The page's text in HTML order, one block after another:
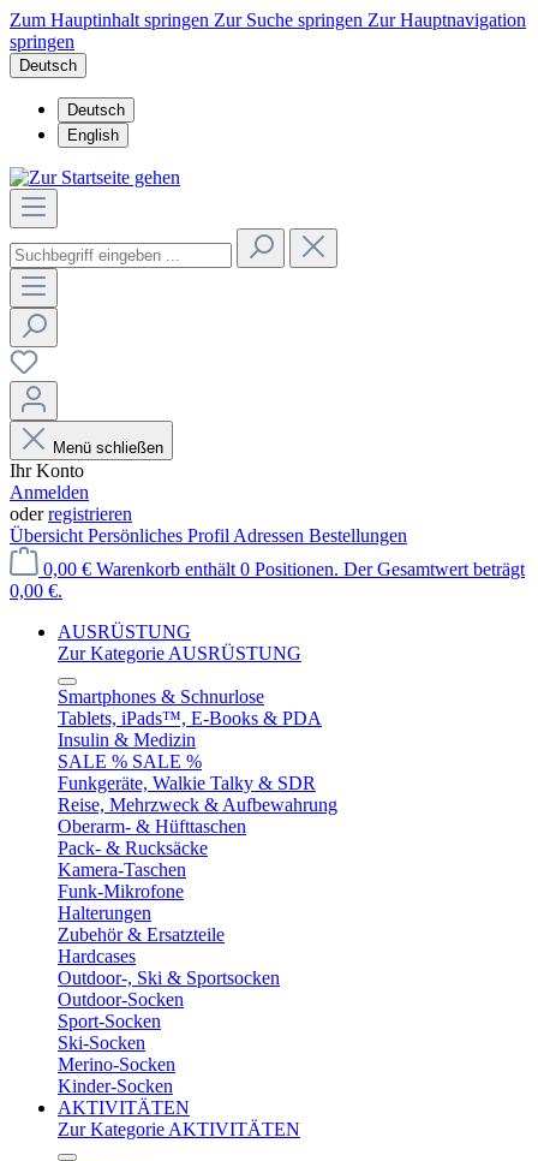
Zum Hauptinhalt springen Zur Suche springen Zur Hauptnavigation
springen
Deutsch
Deutsch
English
Menü schließen
Ihr Konto
Anmelden
oderregistrieren
Übersicht Persönliches Profil Adressen Bestellungen
0,00 € Warenkorb enthält 0 Positionen. Der Gesamtwert beträgt
0,00 €.
AUSRÜSTUNG
Zur Kategorie AUSRÜSTUNG
Smartphones & Schnurlose
Tablets, iPads™, E-Books & PDA
Insulin & Medizin
SALE % SALE %
Funkgeräte, Walkie Talky & SDR
Reise, Mehrzweck & Aufbewahrung
Oberarm- & Hüfttaschen
Pack- & Rucksäcke
Kamera-Taschen
Funk-Mikrofone
Halterungen
Zubehör & Ersatzteile
Hardcases
Outdoor-, Ski & Sportsocken
Outdoor-Socken
Sport-Socken
Ski-Socken
Merino-Socken
Kinder-Socken
AKTIVITÄTEN
Zur Kategorie AKTIVITÄTEN